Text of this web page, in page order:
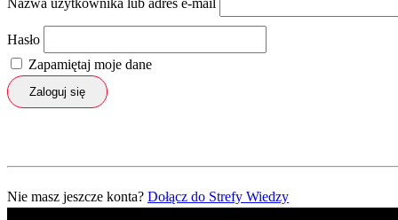
Nazwa użytkownika lub adres e-mail
Hasło
Zapamiętaj moje dane
Zaloguj się
Nie masz jeszcze konta? Dołącz do Strefy Wiedzy